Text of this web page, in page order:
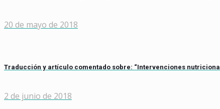
20 de mayo de 2018
Traducción y artículo comentado sobre: “Intervenciones
2 de junio de 2018